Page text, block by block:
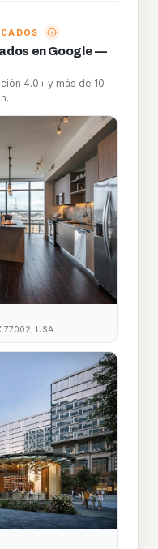
en Google —
4.0+ y más de 10
77002, USA